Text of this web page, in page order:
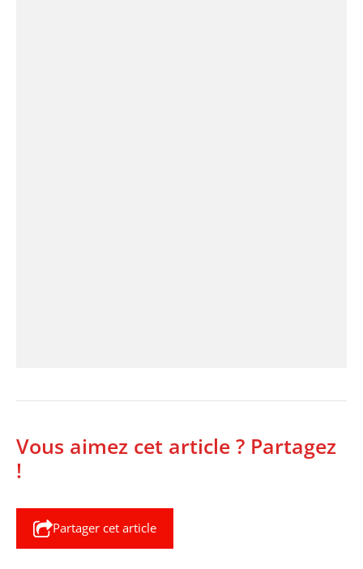
Vous aimez cet article ? Partagez
!
Partager cet article